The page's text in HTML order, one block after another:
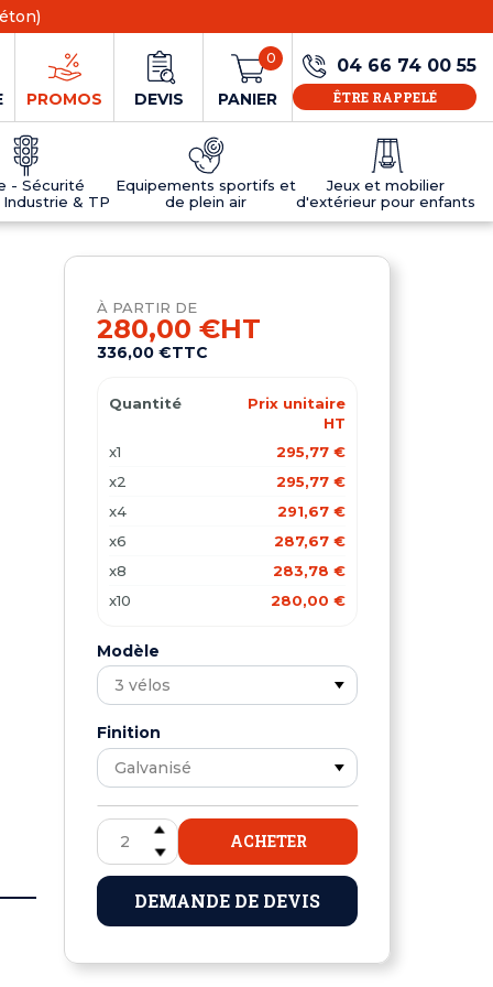
PROMOS DEVIS PANIER
0 04 66 74 00 55
ÊTRE RAPPELÉ
- Sécurité
& TP
Equipements sportifs et
de plein air
Tables de ping-pong en résine
Jeux et mobilier
d'extérieur pour enfants
MOBILIER D'EXTÉRIEUR POUR ENFANTS
À PARTIR DE
280,00 €HT
336,00 €TTC
Quantité
Prix unitaire
HT
x1
295,77 €
x2
295,77 €
x4
291,67 €
x6
287,67 €
x8
283,78 €
x10
280,00 €
Modèle
Finition
ACHETER
DEMANDE DE DEVIS